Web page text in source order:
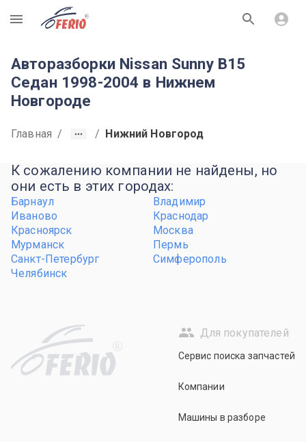
R
Авторазборки Nissan Sunny B15
Седан 1998-2004 в Нижнем
Новгороде
Главная / / Нижний Новгород
К сожалению компании не найдены, но
они есть в этих городах:
Барнаул
Владимир
Иваново
Краснодар
Красноярск
Москва
Мурманск
Пермь
Санкт-Петербург
Симферополь
Челябинск
R
Для покупателей
Сервис поиска запчастей
Компании
Машины в разборе